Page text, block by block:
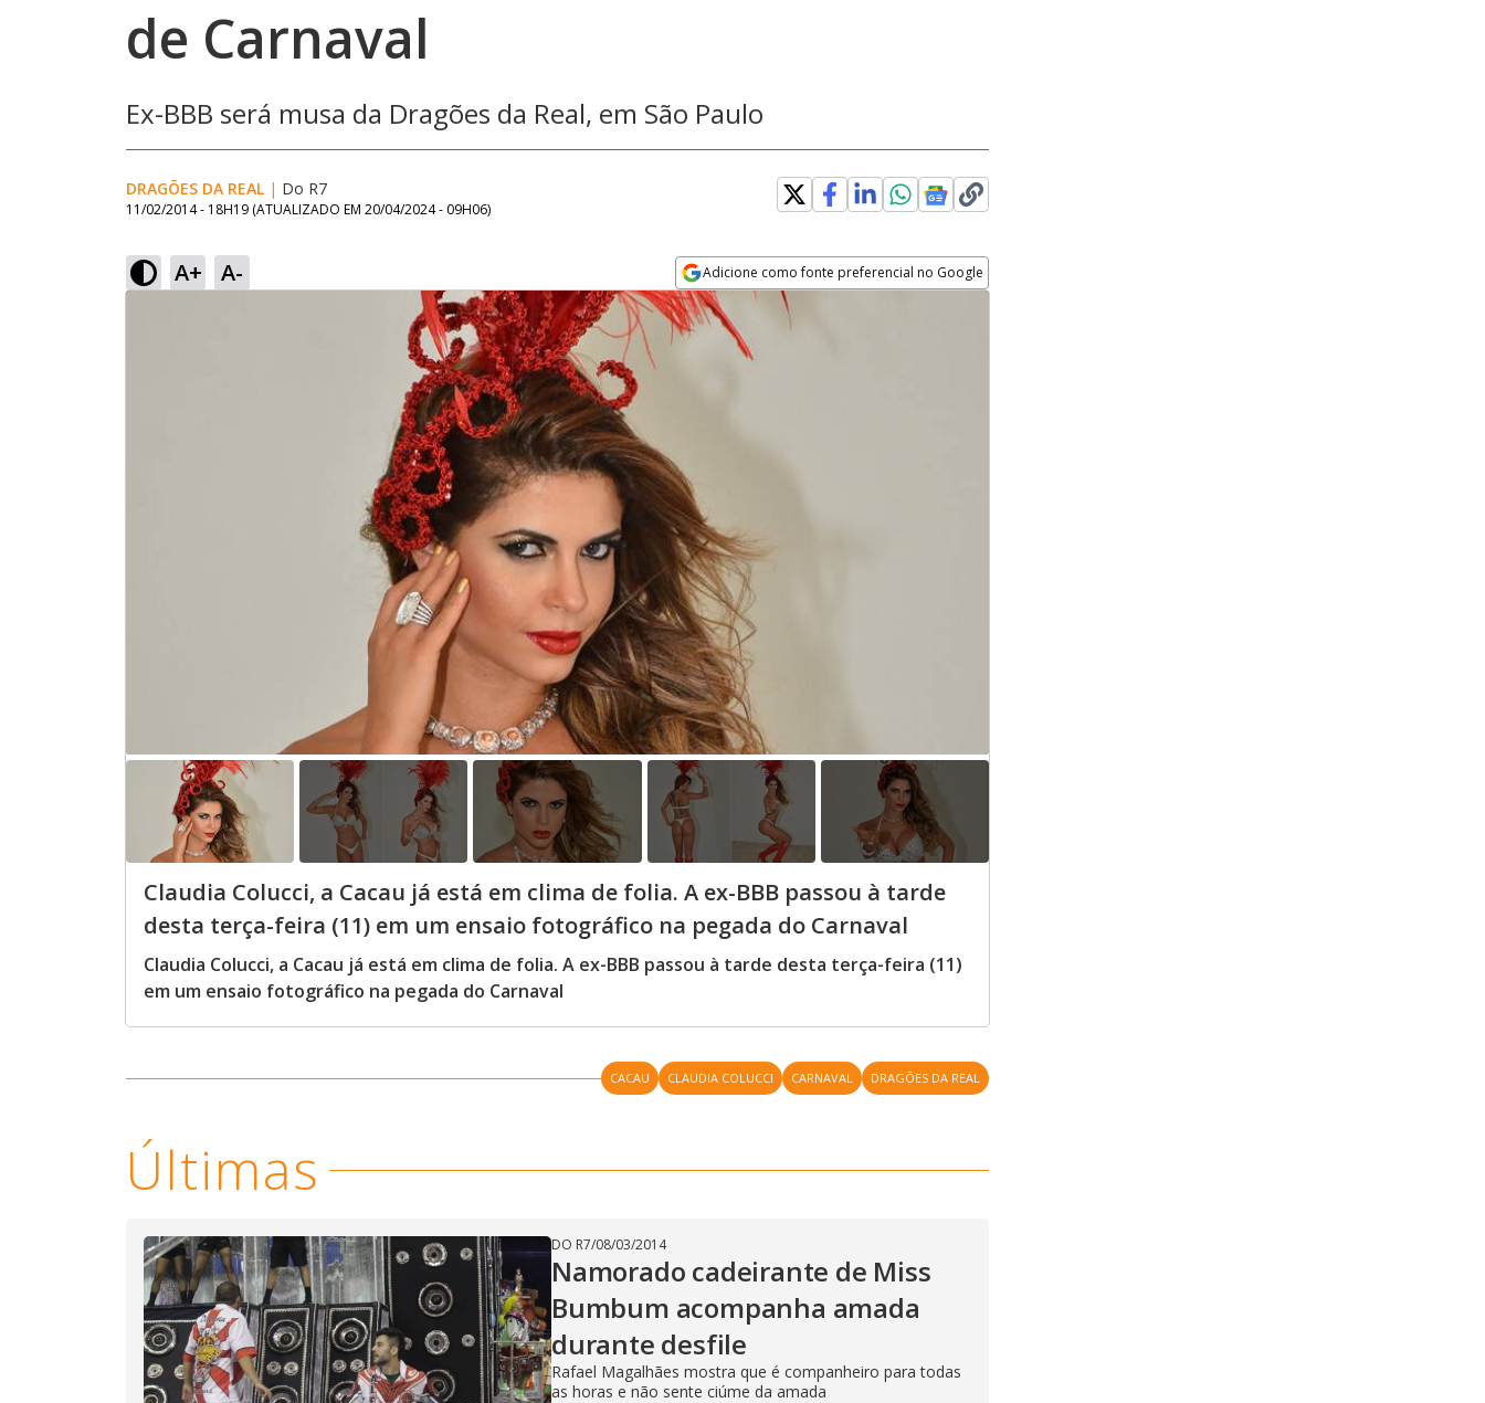
de Carnaval
Ex-BBB será musa da Dragões da Real, em São Paulo
DRAGÕES DA REAL | Do R7
11/02/2014 - 18H19 (ATUALIZADO EM 20/04/2024 - 09H06)
A+ A- Adicione como fonte preferencial no Google
Opens in new window
Claudia Colucci, a Cacau já está em clima de folia. A ex-BBB passou à tarde
desta terça-feira (11) em um ensaio fotográfico na pegada do Carnaval
Claudia Colucci, a Cacau já está em clima de folia. A ex-BBB passou à tarde desta terça-feira (11)
em um ensaio fotográfico na pegada do Carnaval
CACAU CLAUDIA COLUCCI CARNAVAL DRAGÕES DA REAL
Últimas
DO R7/08/03/2014
Namorado cadeirante de Miss
Bumbum acompanha amada
durante desfile
Rafael Magalhães mostra que é companheiro para todas
as horas e não sente ciúme da amada